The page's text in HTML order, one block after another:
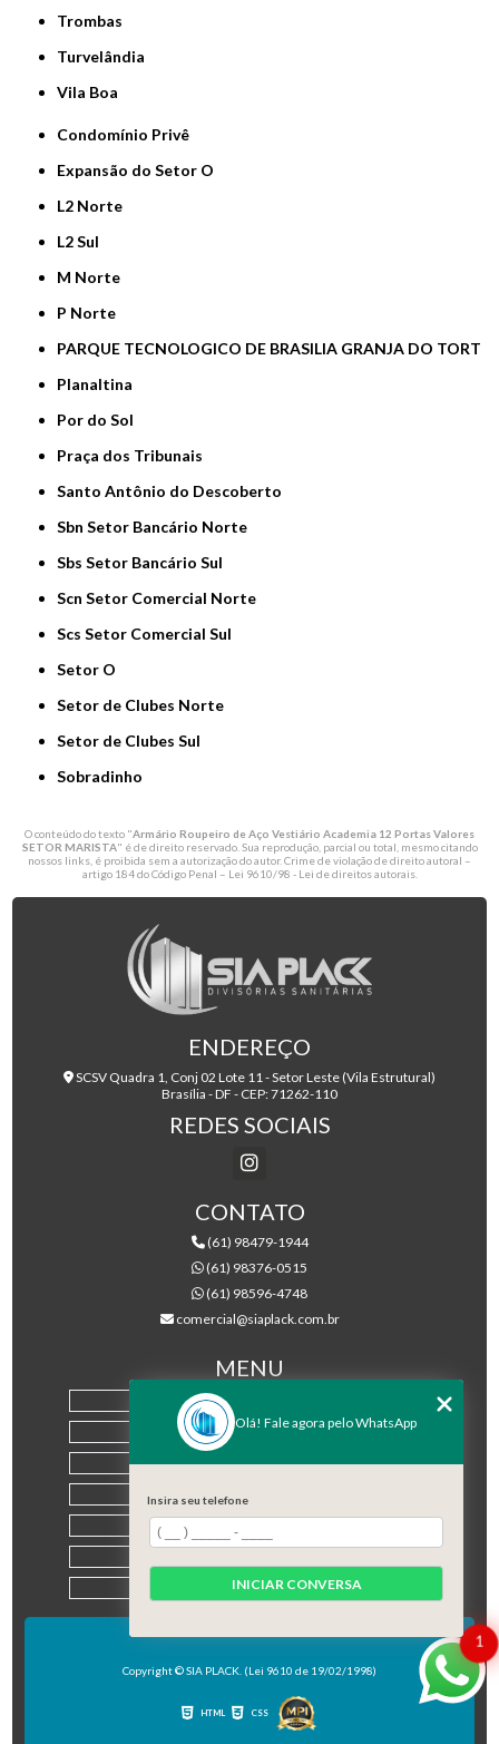
Trombas
Turvelândia
Vila Boa
Condomínio Privê
Expansão do Setor O
L2 Norte
L2 Sul
M Norte
P Norte
PARQUE TECNOLOGICO DE BRASILIA GRANJA DO TORT
Planaltina
Por do Sol
Praça dos Tribunais
Santo Antônio do Descoberto
Sbn Setor Bancário Norte
Sbs Setor Bancário Sul
Scn Setor Comercial Norte
Scs Setor Comercial Sul
Setor O
Setor de Clubes Norte
Setor de Clubes Sul
Sobradinho
O conteúdo do texto "Armário Roupeiro de Aço Vestiário Academia 12 Portas Valores
SETOR MARISTA" é de direito reservado. Sua reprodução, parcial ou total, mesmo citando
nossos links, é proibida sem a autorização do autor. Crime de violação de direito autoral –
artigo 184 do Código Penal – Lei 9610/98 - Lei de direitos autorais.
ENDEREÇO
SCSV Quadra 1, Conj 02 Lote 11 - Setor Leste (Vila Estrutural)
Brasília - DF - CEP: 71262-110
REDES SOCIAIS
CONTATO
(61) 98479-1944
(61) 98376-0515
(61) 98596-4748
comercial@siaplack.com.br
MENU
EMPRESA
PRODUTOS
MAPA DO SITE
Copyright © SIA PLACK. (Lei 9610 de 19/02/1998)
HTML CSS
1
Olá! Fale agora pelo WhatsApp
Insira seu telefone
INICIAR CONVERSA